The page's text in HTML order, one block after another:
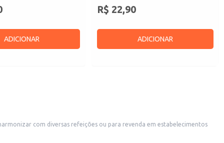
ADICIONAR
R$ 22,90
ADICIONAR
com diversas refeições ou para revenda em estabelecimentos